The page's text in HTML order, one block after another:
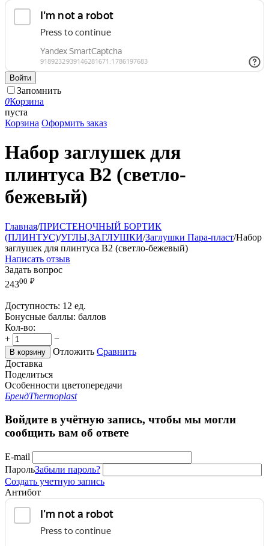
Войти
Запомнить
0Корзина
пуста
Корзина Оформить заказ
Набор заглушек для
плинтуса B2 (светло-
бежевый)
Главная/ПРИСТЕНОЧНЫЙ БОРТИК
(ПЛИНТУС)/УГЛЫ,ЗАГЛУШКИ/Заглушки Пара-пласт/Набор
заглушек для плинтуса B2 (светло-бежевый)
Написать отзыв
Задать вопрос
24300 ₽
Доступность: 12 ед.
Бонусные баллы: баллов
Кол-во:
+
−
В корзину Отложить Сравнить
Доставка
Поделиться
Особенности цветопередачи
БрендThermoplast
Войдите в учётную запись, чтобы мы могли
сообщить вам об ответе
E-mail
ПарольЗабыли пароль?
Создать учетную запись
Антибот